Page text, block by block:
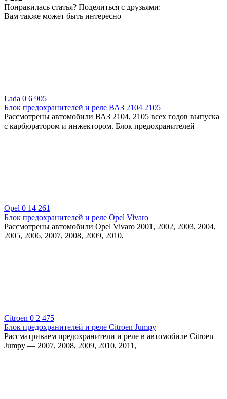
Понравилась статья? Поделиться с друзьями:
Вам также может быть интересно
Lada 0 6 905
Блок предохранителей и реле ВАЗ 2104 2105
Рассмотрены автомобили ВАЗ 2104, 2105 всех годов выпуска
с карбюратором и инжектором. Блок предохранителей
Opel 0 14 261
Блок предохранителей и реле Opel Vivaro
Рассмотрены автомобили Opel Vivaro 2001, 2002, 2003, 2004,
2005, 2006, 2007, 2008, 2009, 2010,
Citroen 0 2 475
Блок предохранителей и реле Citroen Jumpy
Рассматриваем предохранители и реле в автомобиле Citroen
Jumpy — 2007, 2008, 2009, 2010, 2011,